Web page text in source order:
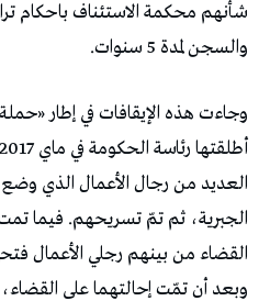
شأنهم محكمة الاستئناف باحكام
والسجن لمدة 5 سنوات.
وجاءت هذه الإيقافات في إطار
العديد من رجال الأعمال الذي
الجبرية، ثم تمّ تسريحهم. فيما
القضاء من بينهم رجلي الأعمال
وبعد أن تمّت إحالتهما على